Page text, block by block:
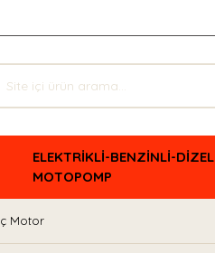
ELEKTRİKLİ-BENZİNLİ-DİZEL
MOTOPOMP
Motor